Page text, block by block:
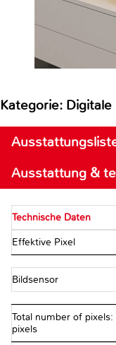
Kategorie:
Ausstattung &
Technische Daten
Effektive Pixel
Bildsensor
Total number of
pixels